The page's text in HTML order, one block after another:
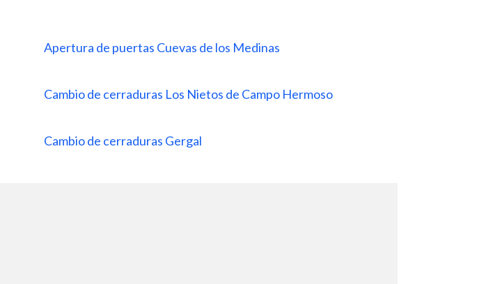
Apertura de puertas Cuevas de los Medinas
Cambio de cerraduras Los Nietos de Campo Hermoso
Cambio de cerraduras Gergal